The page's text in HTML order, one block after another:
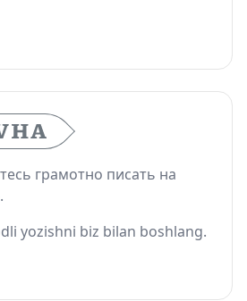
грамотно писать на
yozishni biz bilan boshlang.